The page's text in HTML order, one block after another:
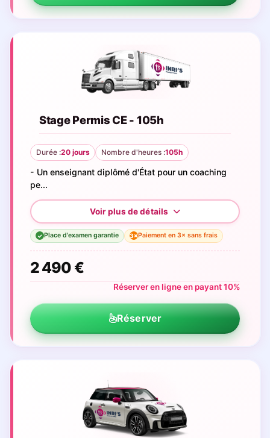
Stage Permis CE - 105h
Durée :20 jours Nombre d'heures :105h
- Un enseignant diplômé d'État pour un coaching
pe...
✓ Place d'examen garantie 3×Paiement en 3× sans frais
2 490 €
Réserver en ligne en payant 10%
Réserver